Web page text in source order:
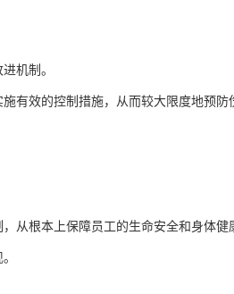
机制。
有效的控制措施，从而较大限度地预防
从根本上保障员工的生命安全和身体健